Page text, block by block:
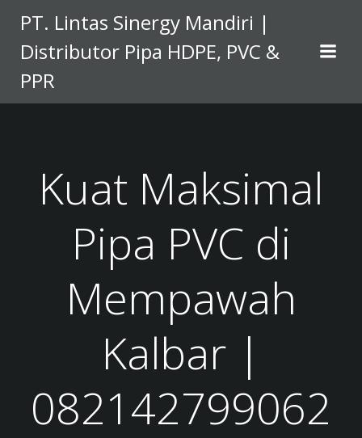
to
content
PT. Lintas Sinergy Mandiri |
Distributor Pipa HDPE, PVC &
PPR
Kuat Maksimal
Pipa PVC di
Mempawah
Kalbar |
082142799062